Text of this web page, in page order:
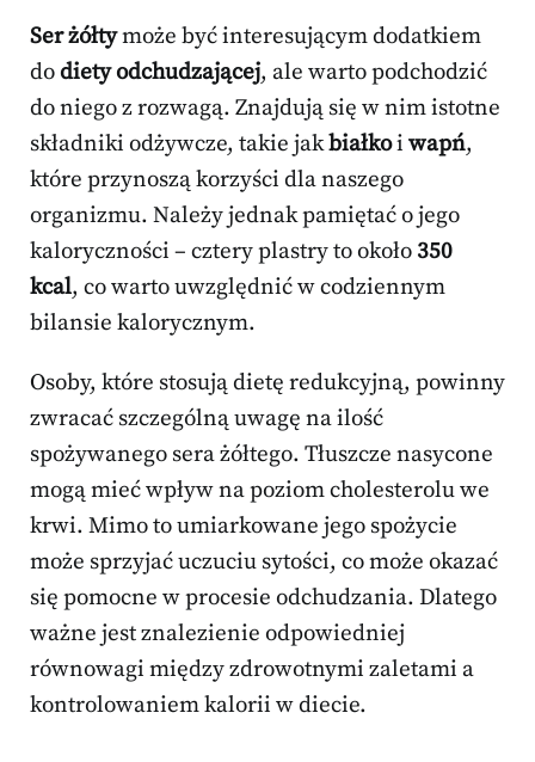
Ser żółtymoże być interesującym dodatkiem
dodiety odchudzającej, ale warto podchodzić
do niego z rozwagą. Znajdują się w nim istotne
składniki odżywcze, takie jakbiałkoi wapń,
które przynoszą korzyści dla naszego
organizmu. Należy jednak pamiętać o jego
kaloryczności – cztery plastry to około 350
kcal, co warto uwzględnić w codziennym
bilansie kalorycznym.
Osoby, które stosują dietę redukcyjną, powinny
zwracać szczególną uwagę na ilość
spożywanego sera żółtego. Tłuszcze nasycone
mogą mieć wpływ na poziom cholesterolu we
krwi. Mimo to umiarkowane jego spożycie
może sprzyjać uczuciu sytości, co może okazać
się pomocne w procesie odchudzania. Dlatego
ważne jest znalezienie odpowiedniej
równowagi między zdrowotnymi zaletami a
kontrolowaniem kalorii w diecie.